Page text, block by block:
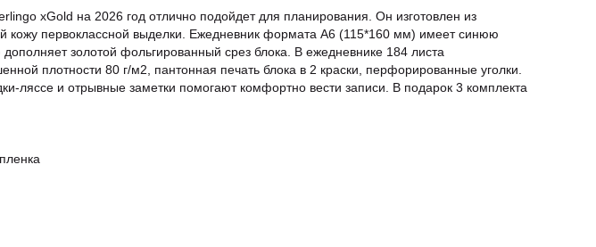
xGold на 2026 год отлично подойдет для планирования. Он изготовлен из
кожу первоклассной выделки. Ежедневник формата A6 (115*160 мм) имеет синюю
золотой фольгированный срез блока. В ежедневнике 184 листа
плотности 80 г/м2, пантонная печать блока в 2 краски, перфорированные уголки.
ляссе и отрывные заметки помогают комфортно вести записи. В подарок 3 комплекта